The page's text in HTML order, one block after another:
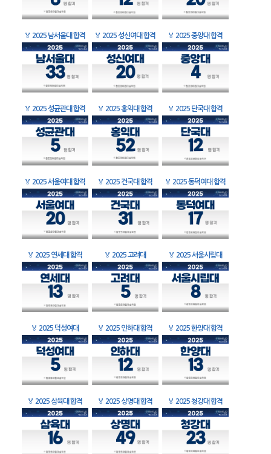
🏅 2025 남서울대 합격 🏅 2025 성신여대 합격 🏅 2025 중앙대 합격
🏅 2025 성균관대 합격 🏅 2025 홍익대 합격 🏅 2025 단국대 합격
🏅 2025 서울여대 합격 🏅 2025 건국대 합격 🏅 2025 동덕여대 합격
🏅 2025 연세대 합격 🏅 2025 고려대 🏅 2025 서울시립대
🏅 2025 덕성여대 🏅 2025 인하대 합격 🏅 2025 한양대 합격
🏅 2025 삼육대 합격 🏅 2025 상명대 합격 🏅 2025 청강대 합격